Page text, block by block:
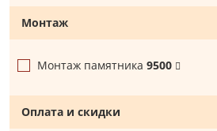
Монтаж
Монтаж памятника 9500
Оплата и скидки